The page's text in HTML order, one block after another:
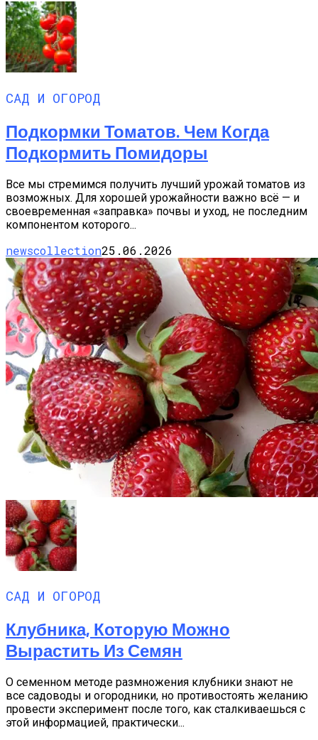
САД И ОГОРОД
Подкормки Томатов. Чем Когда
Подкормить Помидоры
Все мы стремимся получить лучший урожай томатов из
возможных. Для хорошей урожайности важно всё — и
своевременная «заправка» почвы и уход, не последним
компонентом которого...
newscollection25.06.2026
САД И ОГОРОД
Клубника, Которую Можно
Вырастить Из Семян
О семенном методе размножения клубники знают не
все садоводы и огородники, но противостоять желанию
провести эксперимент после того, как сталкиваешься с
этой информацией, практически...